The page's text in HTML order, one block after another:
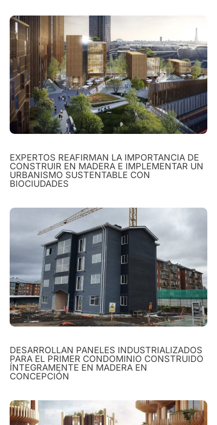
EXPERTOS REAFIRMAN LA IMPORTANCIA DE
CONSTRUIR EN MADERA E IMPLEMENTAR UN
URBANISMO SUSTENTABLE CON
BIOCIUDADES
DESARROLLAN PANELES INDUSTRIALIZADOS
PARA EL PRIMER CONDOMINIO CONSTRUIDO
ÍNTEGRAMENTE EN MADERA EN
CONCEPCIÓN